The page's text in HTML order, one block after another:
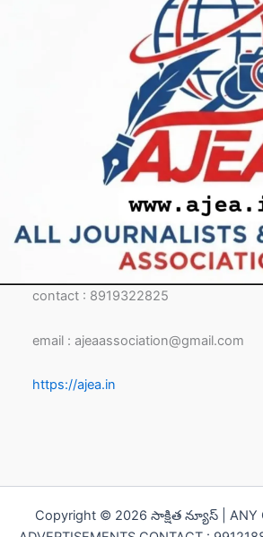
contact : 8919322825
email : ajeaassociation@gmail.com
https://ajea.in
Copyright © 2026 సాక్షిత న్యూస్ | ANY